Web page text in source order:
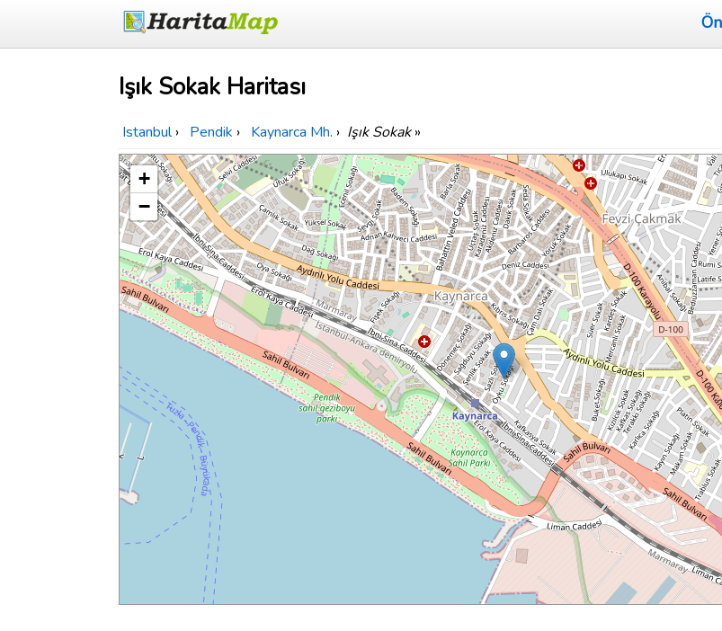
Işık Sokak Haritası
Istanbul › Pendik › Kaynarca Mh. › Işık Sokak»
+
−